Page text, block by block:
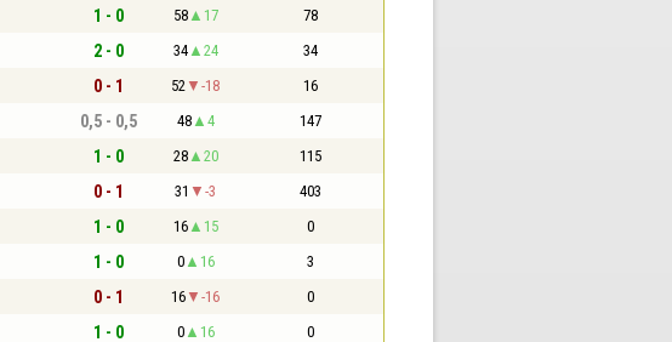
1 - 0 58 17 78
2 - 0 34 24 34
0 - 1 52 -18 16
0,5 - 0,5 48 4 147
1 - 0 28 20 115
0 - 1 31 -3 403
1 - 0 16 15 0
1 - 0 0 16 3
0 - 1 16 -16 0
1 - 0 0 16 0